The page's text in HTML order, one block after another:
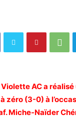
AC a
zéro (3-0) à
Miche-Naïder